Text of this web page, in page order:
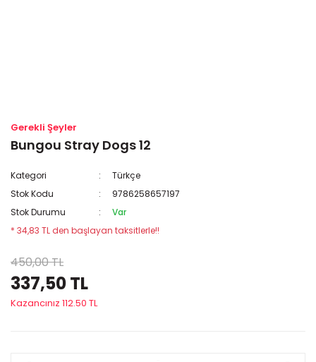
Gerekli Şeyler
Bungou Stray Dogs 12
Kategori
Türkçe
Stok Kodu
9786258657197
Stok Durumu
Var
* 34,83 TL den başlayan taksitlerle!!
450,00 TL
337,50 TL
Kazancınız 112.50 TL